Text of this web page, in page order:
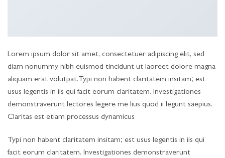
Lorem ipsum dolor sit amet, consectetuer adipiscing elit, sed
diam nonummy nibh euismod tincidunt ut laoreet dolore magna
aliquam erat volutpat.Typi non habent claritatem insitam; est
usus legentis in iis qui facit eorum claritatem. Investigationes
demonstraverunt lectores legere me lius quod ii legunt saepius.
Claritas est etiam processus dynamicus
Typi non habent claritatem insitam; est usus legentis in iis qui
facit eorum claritatem. Investigationes demonstraverunt